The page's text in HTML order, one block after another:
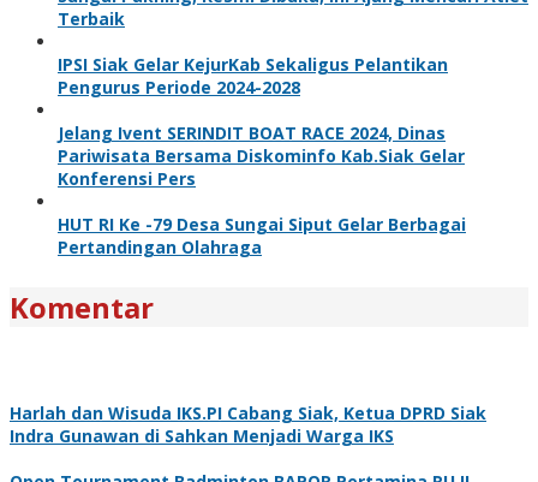
Terbaik
IPSI Siak Gelar KejurKab Sekaligus Pelantikan
Pengurus Periode 2024-2028
Jelang Ivent SERINDIT BOAT RACE 2024, Dinas
Pariwisata Bersama Diskominfo Kab.Siak Gelar
Konferensi Pers
HUT RI Ke -79 Desa Sungai Siput Gelar Berbagai
Pertandingan Olahraga
Komentar
Harlah dan Wisuda IKS.PI Cabang Siak, Ketua DPRD Siak
Indra Gunawan di Sahkan Menjadi Warga IKS